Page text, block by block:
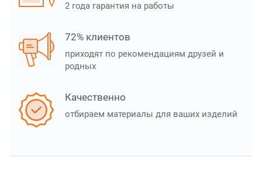
2 года гарантия на работы
72% клиентов
приходят по рекомендациям друзей и
родных
Качественно
отбираем материалы для ваших изделий